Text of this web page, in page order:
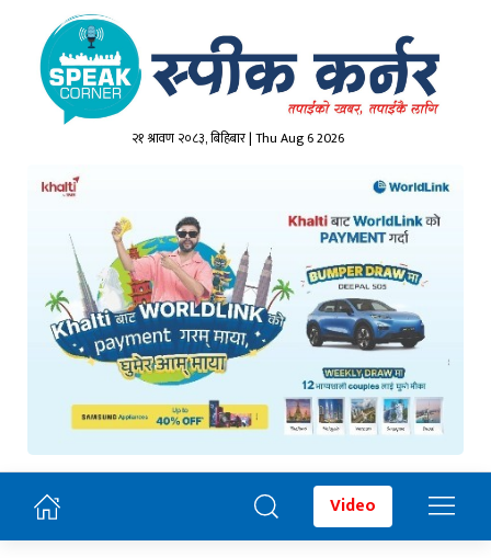
२१ श्रावण २०८३, बिहिबार | Thu Aug 6 2026
Video